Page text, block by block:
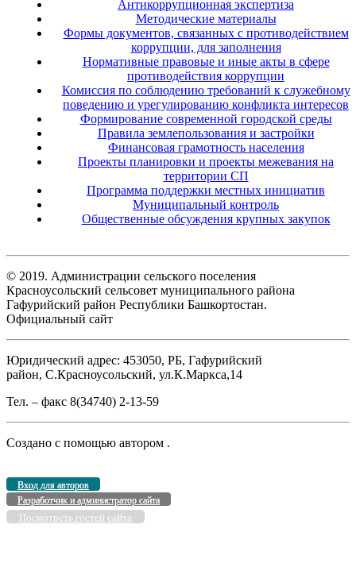
Антикоррупционная экспертиза
Методические материалы
Формы документов, связанных с противодействием
коррупции, для заполнения
Нормативные правовые и иные акты в сфере
противодействия коррупции
Комиссия по соблюдению требований к служебному
поведению и урегулированию конфликта интересов
Формирование современной городской среды
Правила землепользования и застройки
Финансовая грамотность населения
Проекты планировки и проекты межевания на
территории СП
Программа поддержки местных инициатив
Муниципальный контроль
Общественные обсуждения крупных закупок
© 2019. Администрации сельского поселения
Красноусольский сельсовет муниципального района
Гафурийский район Республики Башкортостан.
Официальный сайт
Юридический адрес: 453050, РБ, Гафурийский
район, С.Красноусольский, ул.К.Маркса,14
Тел. – факс 8(34740) 2-13-59
Создано с помощью автором .
Вход для авторов
Разработчик и администратор сайта
Посмотреть гостей сайта